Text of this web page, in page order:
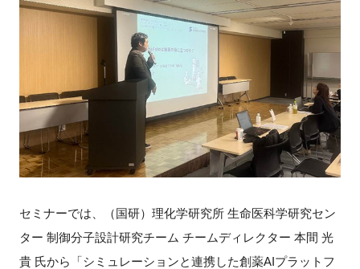
LINK-Jを知る
施設・アクセス
FAQ
セミナーでは、（国研）理化学研究所 生命医科学研究セン
ター 制御分子設計研究チーム チームディレクター 本間 光
貴 氏から「シミュレーションと連携した創薬AIプラットフ